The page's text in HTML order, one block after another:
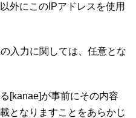
外にこのIPアドレスを使用
入力に関しては、任意とな
[kanae]が事前にその内容
となりますことをあらかじ